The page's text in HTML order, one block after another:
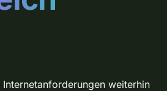
weiterhin